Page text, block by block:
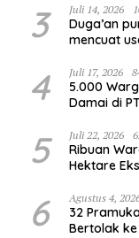
3 Juli 14, 2026
Duga’an
mencuat
4 Juli 17, 2026
5.000
Damai di
5 Juli 22, 2026
Ribuan
Hektare
6 Agustus 4,
32
Bertolak ke